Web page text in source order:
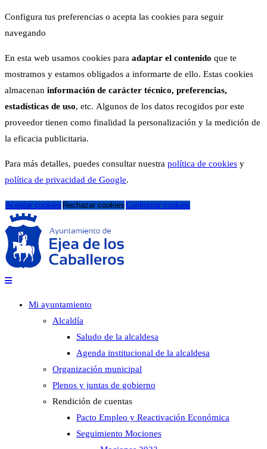
Configura tus preferencias o acepta las cookies para seguir
navegando
En esta web usamos cookies para adaptar el contenido que te
mostramos y estamos obligados a informarte de ello. Estas cookies
almacenan información de carácter técnico, preferencias,
estadísticas de uso, etc. Algunos de los datos recogidos por este
proveedor tienen como finalidad la personalización y la medición de
la eficacia publicitaria.
Para más detalles, puedes consultar nuestra política de cookies y
política de privacidad de Google.
Aceptar cookies Rechazar cookies Configurar cookies
Mi ayuntamiento
Alcaldía
Saludo de la alcaldesa
Agenda institucional de la alcaldesa
Organización municipal
Plenos y juntas de gobierno
Rendición de cuentas
Pacto Empleo y Reactivación Económica
Seguimiento Mociones